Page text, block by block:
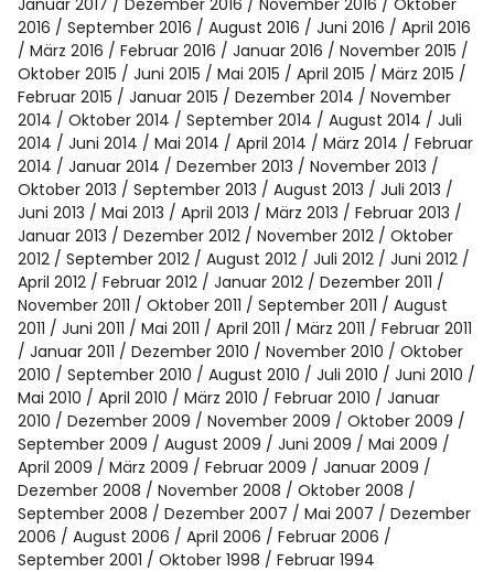
Januar 2017
Dezember 2016 November 2016
Oktober
2016
September 2016 August 2016 Juni 2016
April 2016
März 2016
Februar 2016 Januar 2016
November 2015
Oktober 2015
Juni 2015 Mai 2015 April 2015
März 2015
Februar 2015
Januar 2015 Dezember 2014
November
2014
Oktober 2014 September 2014 August 2014
Juli
2014
Juni 2014 Mai 2014 April 2014 März 2014
Februar
2014
Januar 2014 Dezember 2013
November 2013
Oktober 2013
September 2013 August 2013
Juli 2013
Juni 2013
Mai 2013 April 2013 März 2013
Februar 2013
Januar 2013
Dezember 2012 November 2012
Oktober
2012
September 2012 August 2012 Juli 2012
Juni 2012
April 2012
Februar 2012 Januar 2012
Dezember 2011
November 2011
Oktober 2011 September 2011
August
2011
Juni 2011 Mai 2011 April 2011 März 2011
Februar 2011
Januar 2011
Dezember 2010 November 2010
Oktober
2010
September 2010 August 2010 Juli 2010
Juni 2010
Mai 2010
April 2010 März 2010 Februar 2010
Januar
2010
Dezember 2009 November 2009
Oktober 2009
September 2009
August 2009 Juni 2009
Mai 2009
April 2009
März 2009 Februar 2009
Januar 2009
Dezember 2008
November 2008
Oktober 2008
September 2008
Dezember 2007 Mai 2007
Dezember
2006
August 2006 April 2006
Februar 2006
September 2001
Oktober 1998 Februar 1994